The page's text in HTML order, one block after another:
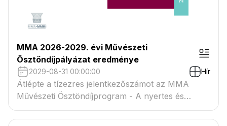
MMA 2026-2029. évi Művészeti
Ösztöndíjpályázat eredménye
2029-08-31 00:00:00 Hír
Átlépte a tízezres jelentkezőszámot az MMA
Művészeti Ösztöndíjprogram - A nyertes és
tartaléklistás pályázók névsora megtekinthető a
csatolmányban